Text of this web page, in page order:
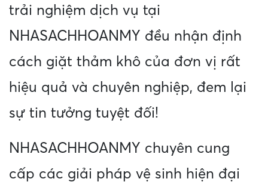
trải nghiệm dịch vụ tại
NHASACHHOANMY đều nhận định
cách giặt thảm khô của đơn vị rất
hiệu quả và chuyên nghiệp, đem lại
sự tin tưởng tuyệt đối!
NHASACHHOANMY chuyên cung
cấp các giải pháp vệ sinh hiện đại